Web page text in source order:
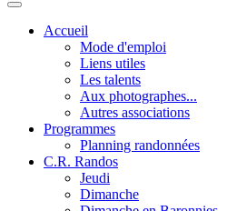
Accueil
Mode d'emploi
Liens utiles
Les talents
Aux photographes...
Autres associations
Programmes
Planning randonnées
C.R. Randos
Jeudi
Dimanche